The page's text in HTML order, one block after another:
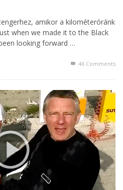
amikor a kilométeróránk
when we made it to the Black
looking forward …
46 Comments